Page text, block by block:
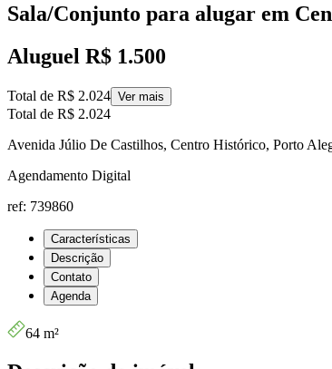
Sala/Conjunto para alugar em
Aluguel R$ 1.500
Total de R$ 2.024 Ver mais
Total de R$ 2.024
Avenida Júlio De Castilhos, Centro Histórico, Porto
Agendamento Digital
ref: 739860
Características
Descrição
Contato
Agenda
64 m²